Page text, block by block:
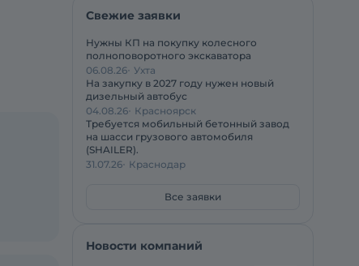
Свежие заявки
Нужны КП на покупку колесного
полноповоротного экскаватора
06.08.26 Ухта
На закупку в 2027 году нужен новый
дизельный автобус
04.08.26 Красноярск
Требуется мобильный бетонный завод
на шасси грузового автомобиля
(SHAILER).
31.07.26 Краснодар
Все заявки
Новости компаний